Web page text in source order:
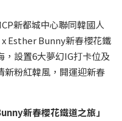
新都城中心聯同韓國人
Esther Bunny新春櫻花鐵
設置6大夢幻IG打卡位及
新粉紅韓風，開運迎新春
新春櫻花鐵道之旅」